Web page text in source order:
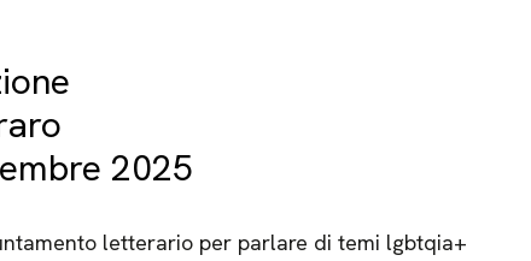
2025
letterario per parlare di temi lgbtqia+